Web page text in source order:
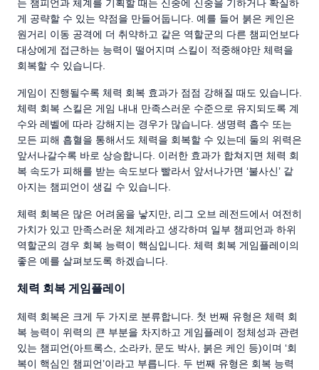
는 챔피언과 체계를 기획할 때는 신중에 신중을 기하거나 확실하
게 공략할 수 있는 약점을 만들어둡니다. 예를 들어 붉은 케인은
원거리 이동 공격에 더 취약하고 같은 역할군의 다른 챔피언보다
대상에게 접근하는 능력이 떨어지며 스킬이 적중해야만 체력을
회복할 수 있습니다.
게임이 진행될수록 체력 회복 효과가 점점 강해질 때도 있습니다.
체력 회복 스킬은 게임 내내 만족스러운 수준으로 유지되도록 계
수와 레벨에 따라 강해지는 경우가 많습니다. 생명력 흡수 또는
모든 피해 흡혈을 통해서도 체력을 회복할 수 있는데 둘의 위력은
앞서나갈수록 바로 상승합니다. 이러한 효과가 합쳐지면 체력 회
복 속도가 피해를 받는 속도보다 빨라서 앞서나가면 ‘불사신’ 같
아지는 챔피언이 생길 수 있습니다.
체력 회복은 많은 어려움을 낳지만, 리그 오브 레전드에서 여전히
가치가 있고 만족스러운 체계라고 생각하며 일부 챔피언과 하위
역할군의 경우 회복 능력이 핵심입니다. 체력 회복 게임플레이의
좋은 예를 살펴보도록 하겠습니다.
체력 회복 게임플레이
체력 회복은 크게 두 가지로 분류합니다. 첫 번째 유형은 체력 회
복 능력이 위력의 큰 부분을 차지하고 게임플레이 정체성과 관련
있는 챔피언(아트록스, 소라카, 문도 박사, 붉은 케인 등)이며 ‘회
복이 핵심인 챔피언’이라고 부릅니다. 두 번째 유형은 회복 능력